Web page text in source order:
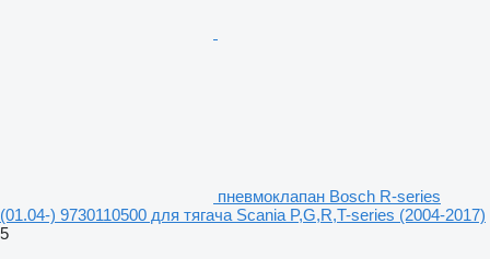
пневмоклапан Bosch R-series
(01.04-) 9730110500 для тягача Scania P,G,R,T-series (2004-2017)
5